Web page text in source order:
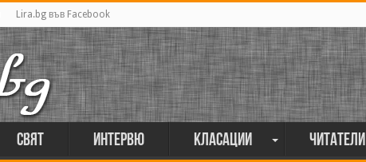
Lira.bg във Facebook
Свят Интервю Класации Читатели